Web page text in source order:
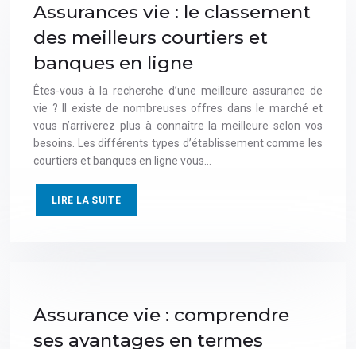
Assurances vie : le classement
des meilleurs courtiers et
banques en ligne
Êtes-vous à la recherche d’une meilleure assurance de
vie ? Il existe de nombreuses offres dans le marché et
vous n’arriverez plus à connaître la meilleure selon vos
besoins. Les différents types d’établissement comme les
courtiers et banques en ligne vous…
LIRE LA SUITE
Assurance vie : comprendre
ses avantages en termes